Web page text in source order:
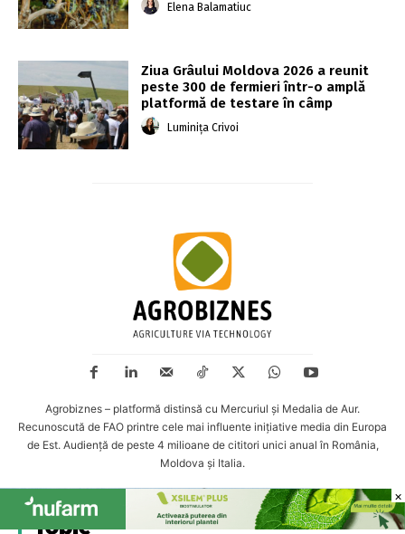
Elena Balamatiuc
Ziua Grâului Moldova 2026 a reunit
peste 300 de fermieri într-o amplă
platformă de testare în câmp
Luminița Crivoi
Agrobiznes – platformă distinsă cu Mercuriul și Medalia de Aur.
Recunoscută de FAO printre cele mai influente inițiative media din Europa
de Est. Audiență de peste 4 milioane de cititori unici anual în România,
Moldova și Italia.
Topic
×
×